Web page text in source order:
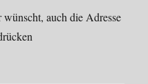
auch die Adresse